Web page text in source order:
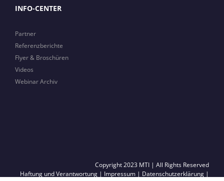
INFO-CENTER
Partner
Referenzberichte
Flyer & Broschüren
Videos
Webinar Archiv
Copyright 2023 MTI | All Rights Reserved
Haftung und Verantwortung | Impressum | Datenschutzerklärung |